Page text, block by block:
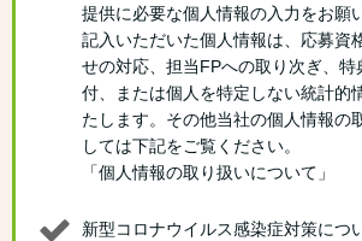
提供に必要な個人情報の入力をお願
記入いただいた個人情報は、応募資
せの対応、担当FPへの取り次ぎ、特
付、または個人を特定しない統計的
たします。その他当社の個人情報の
しては下記をご覧ください。
「個人情報の取り扱いについて」
新型コロナウイルス感染症対策につ